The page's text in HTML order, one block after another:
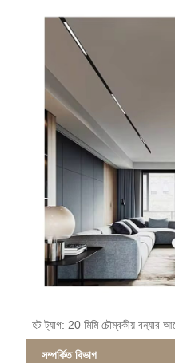
হট ট্যাগ: 20 মিমি চৌম্বকীয় বন্যার
সম্পর্কিত বিভাগ